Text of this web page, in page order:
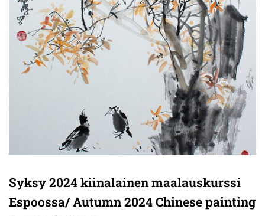
Syksy 2024 kiinalainen maalauskurssi
Espoossa/ Autumn 2024 Chinese painting